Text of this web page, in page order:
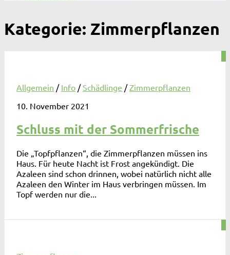
Kategorie: Zimmerpflanzen
Allgemein / Info /Schädlinge /Zimmerpflanzen
10. November 2021
Schluss mit der Sommerfrische
Die „Topfpflanzen“, die Zimmerpflanzen müssen ins
Haus. Für heute Nacht ist Frost angekündigt. Die
Azaleen sind schon drinnen, wobei natürlich nicht alle
Azaleen den Winter im Haus verbringen müssen. Im
Topf werden nur die...